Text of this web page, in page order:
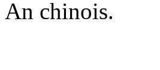
An chinois.